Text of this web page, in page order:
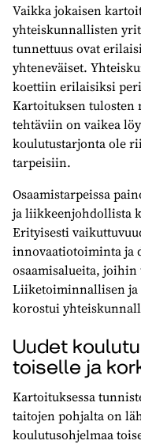
Vaikka jokaisen
yhteiskunnallisten
tunnettuus ovat
yhteneväiset.
koettiin erilaisiksi
Kartoituksen tulosten
tehtäviin on vaikea
koulutustarjonta ole
tarpeisiin.
Osaamistarpeissa
ja liikkeenjohdollista
Erityisesti
innovaatiotoiminta ja
osaamisalueita, joihin
Liiketoiminnallisen ja
korostui
Uudet
toiselle ja
Kartoituksessa
taitojen pohjalta on
koulutusohjelmaa